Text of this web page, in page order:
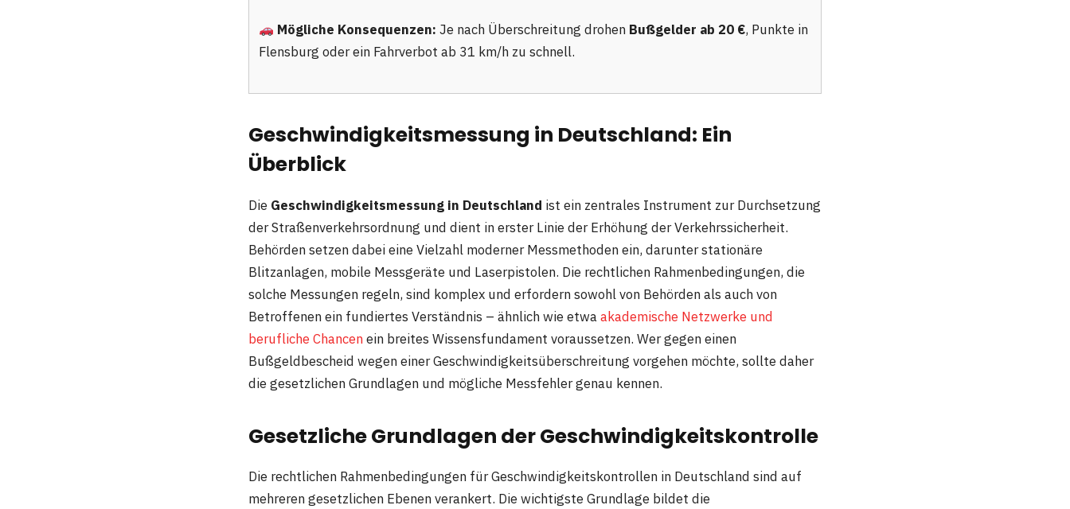
Mögliche Konsequenzen: Je nach Überschreitung drohen Bußgelder ab 20 €, Punkte in
Flensburg oder ein Fahrverbot ab 31 km/h zu schnell.
Geschwindigkeitsmessung in Deutschland: Ein
Überblick
Die Geschwindigkeitsmessung in Deutschland ist ein zentrales Instrument zur Durchsetzung
der Straßenverkehrsordnung und dient in erster Linie der Erhöhung der Verkehrssicherheit.
Behörden setzen dabei eine Vielzahl moderner Messmethoden ein, darunter stationäre
Blitzanlagen, mobile Messgeräte und Laserpistolen. Die rechtlichen Rahmenbedingungen, die
solche Messungen regeln, sind komplex und erfordern sowohl von Behörden als auch von
Betroffenen ein fundiertes Verständnis – ähnlich wie etwaakademische Netzwerke und
berufliche Chancenein breites Wissensfundament voraussetzen. Wer gegen einen
Bußgeldbescheid wegen einer Geschwindigkeitsüberschreitung vorgehen möchte, sollte daher
die gesetzlichen Grundlagen und mögliche Messfehler genau kennen.
Gesetzliche Grundlagen der Geschwindigkeitskontrolle
Die rechtlichen Rahmenbedingungen für Geschwindigkeitskontrollen in Deutschland sind auf
mehreren gesetzlichen Ebenen verankert. Die wichtigste Grundlage bildet die